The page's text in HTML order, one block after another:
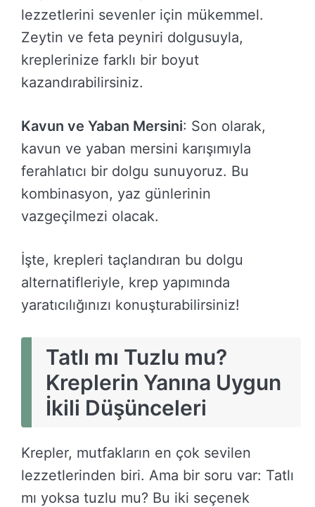
lezzetlerini sevenler için mükemmel.
Zeytin ve feta peyniri dolgusuyla,
kreplerinize farklı bir boyut
kazandırabilirsiniz.
Kavun ve Yaban Mersini: Son olarak,
kavun ve yaban mersini karışımıyla
ferahlatıcı bir dolgu sunuyoruz. Bu
kombinasyon, yaz günlerinin
vazgeçilmezi olacak.
İşte, krepleri taçlandıran bu dolgu
alternatifleriyle, krep yapımında
yaratıcılığınızı konuşturabilirsiniz!
Tatlı mı Tuzlu mu?
Kreplerin Yanına Uygun
İkili Düşünceleri
Krepler, mutfakların en çok sevilen
lezzetlerinden biri. Ama bir soru var: Tatlı
mı yoksa tuzlu mu? Bu iki seçenek